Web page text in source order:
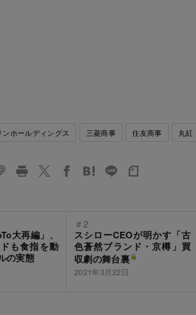
ンホールディングス 三菱商事 住友商事 丸紅
大再編」、
も食指を動
の実態
＃2
スシローCEOが明かす「古
色蒼然ブランド・京樽」買
収劇の舞台裏
2021年3月22日